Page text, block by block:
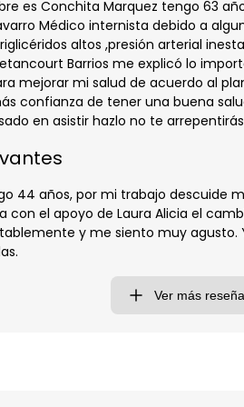
es Conchita Marquez tengo 63
Médico internista debido a
altos ,presión arterial
Barrios me explicó lo
mejorar mi salud de acuerdo al
confianza de tener una buena
en asistir hazlo no te
44 años, por mi trabajo descuide
con el apoyo de Laura Alicia el
y me siento muy agusto.
Ver más